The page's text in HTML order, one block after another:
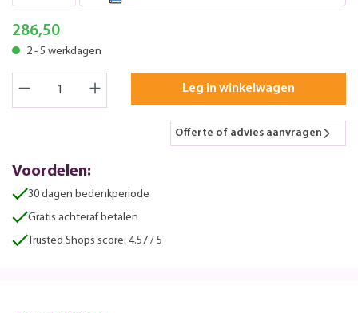
286,50
2 - 5 werkdagen
Leg in winkelwagen
Offerte of advies aanvragen
Voordelen:
30 dagen bedenkperiode
Gratis achteraf betalen
Trusted Shops score: 4.57 / 5